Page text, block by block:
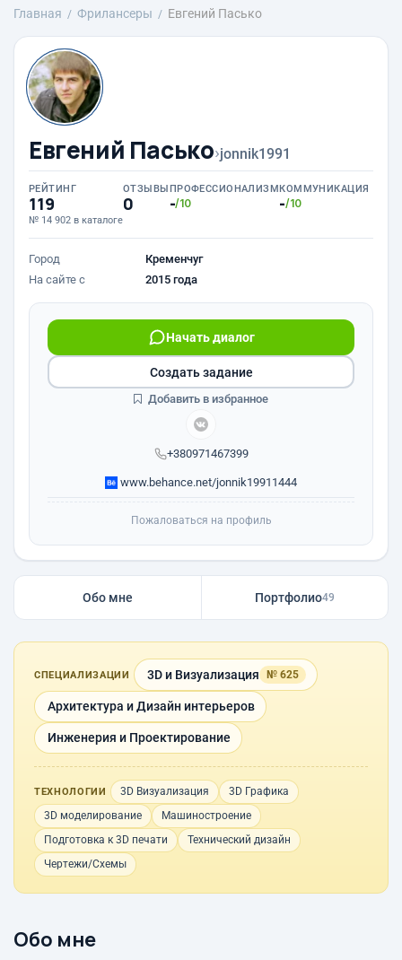
Главная Фрилансеры Евгений Пасько
Евгений Пасько›jonnik1991
РЕЙТИНГ
119
№ 14 902 в каталоге
ОТЗЫВЫ
0
ПРОФЕССИОНАЛИЗМ
-/10
КОММУНИКАЦИЯ
-/10
Город
Кременчуг
На сайте с
2015 года
+380971467399
Начать диалог
www.behance.net/jonnik19911444
Создать задание
Добавить в избранное
Пожаловаться на профиль
Обо мне Портфолио49
СПЕЦИАЛИЗАЦИИ 3D и Визуализация № 625
Архитектура и Дизайн интерьеров
Инженерия и Проектирование
ТЕХНОЛОГИИ 3D Визуализация
3D Графика
3D моделирование
Машиностроение
Подготовка к 3D печати
Технический дизайн
Чертежи/Схемы
Обо мне